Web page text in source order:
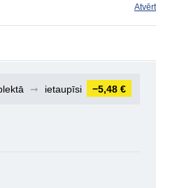
Atvērt
➞ ietaupīsi −5,48 €